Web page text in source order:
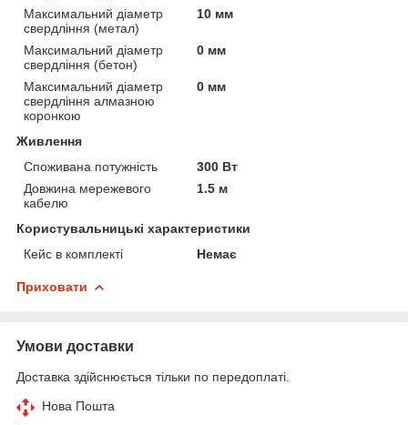
Максимальний діаметр
свердління (метал)
10 мм
Максимальний діаметр
свердління (бетон)
0 мм
Максимальний діаметр
свердління алмазною
коронкою
0 мм
Живлення
Споживана потужність
300 Вт
Довжина мережевого
кабелю
1.5 м
Користувальницькі характеристики
Кейс в комплекті
Немає
Приховати
Умови доставки
Доставка здійснюється тільки по передоплаті.
Нова Пошта